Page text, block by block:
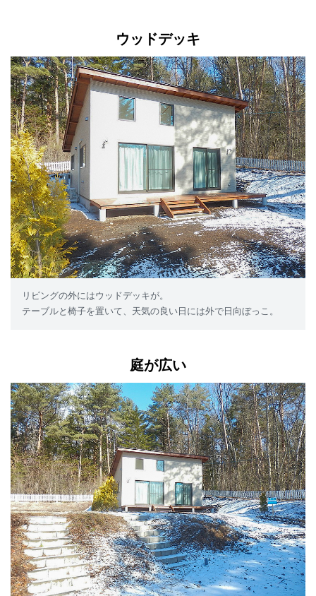
ウッドデッキ
リビングの外にはウッドデッキが。
テーブルと椅子を置いて、天気の良い日には外で日向ぼっこ。
庭が広い